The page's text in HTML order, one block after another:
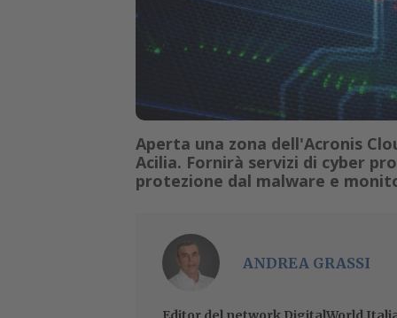
Aperta una zona dell'Acronis
Acilia. Fornirà servizi di cyber
protezione dal malware e
ANDREA GRASSI